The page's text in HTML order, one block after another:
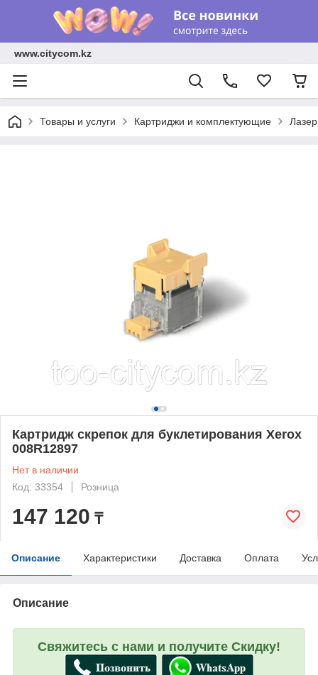
www.citycom.kz
Товары и услуги Картриджи и комплектующие
Картридж скрепок для буклетирования Xerox
008R12897
Нет в наличии
Код: 33354
Розница
147 120 ₸
Описание Характеристики Доставка Оплата
Описание
Свяжитесь с нами и получите Скидку!